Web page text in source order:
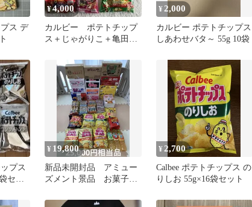
ス デ
¥4,000
カルビー ポテトチップ
ス＋じゃがりこ＋亀田の
¥ 2,000
カルビー ポテトチップス
しあわせバタ～ 55g 10袋
プス
セッ
¥ 19,800
新品未開封品 アミュー
ズメント景品 お菓子ま
飲料
¥ 2,700
Calbee ポテトチップス の
りしお 55g×16袋セット